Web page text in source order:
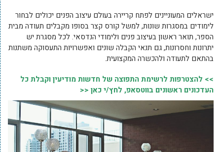
ישראלים המעוניינים לפתח קריירה בעולם עיצוב הפנים יכולים לבחור
לימודים במסגרות שונות, למשל קורס קצר בסופו מקבלים תעודה מבית
הספר, תואר ראשון בעיצוב פנים ולימודי הנדסאי. לכל מסגרת יש
יתרונות וחסרונות, גם תנאי הקבלה שונים ואפשרויות התעסוקה משתנות
בהתאם לתעודה ולהכשרה המקצועית.
>> להצטרפות לרשימת התפוצה של חדשות מודיעין וקבלת כל
העדכונים ראשונים בווטסאפ, לחץ/י כאן <<